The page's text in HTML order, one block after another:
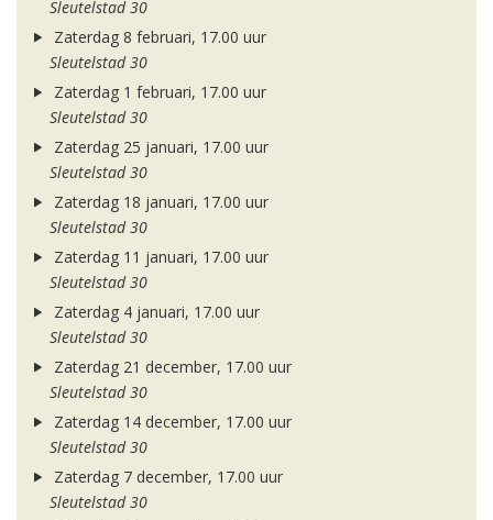
Sleutelstad 30
Zaterdag 8 februari, 17.00 uur
Sleutelstad 30
Zaterdag 1 februari, 17.00 uur
Sleutelstad 30
Zaterdag 25 januari, 17.00 uur
Sleutelstad 30
Zaterdag 18 januari, 17.00 uur
Sleutelstad 30
Zaterdag 11 januari, 17.00 uur
Sleutelstad 30
Zaterdag 4 januari, 17.00 uur
Sleutelstad 30
Zaterdag 21 december, 17.00 uur
Sleutelstad 30
Zaterdag 14 december, 17.00 uur
Sleutelstad 30
Zaterdag 7 december, 17.00 uur
Sleutelstad 30